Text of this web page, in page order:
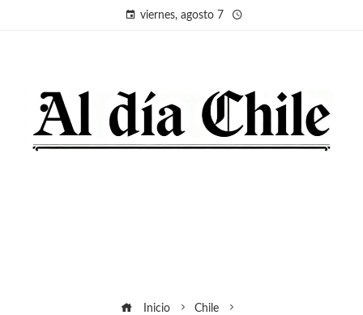
viernes, agosto 7
Inicio
Chile